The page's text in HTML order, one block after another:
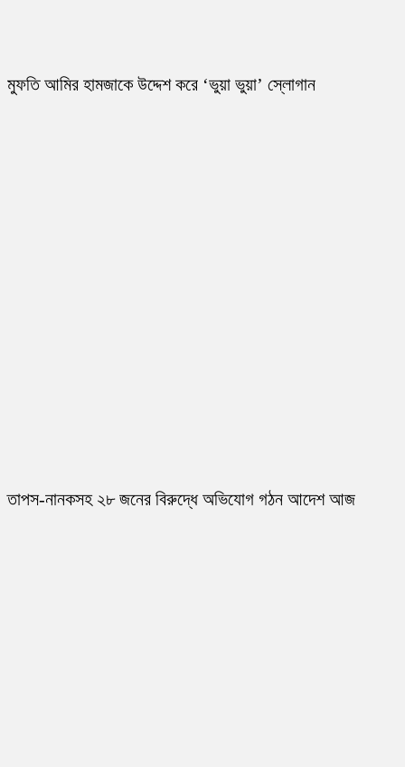
মুফতি আমির হামজাকে উদ্দেশ করে ‘ভুয়া ভুয়া’ স্লোগান
তাপস-নানকসহ ২৮ জনের বিরুদ্ধে অভিযোগ গঠন আদেশ আজ